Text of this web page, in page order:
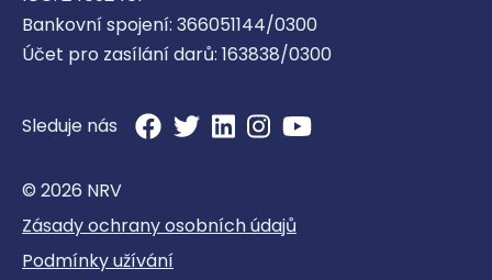
Bankovní spojení: 366051144/0300
Účet pro zasílání darů: 163838/0300
Sleduje nás
© 2026 NRV
Zásady ochrany osobních údajů
Podmínky užívání